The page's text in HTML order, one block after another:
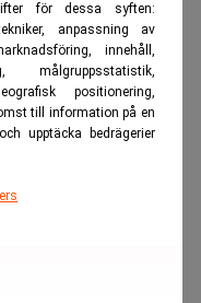
för dessa syften:
anpassning av
innehåll,
målgruppsstatistik,
positionering,
till information på en
upptäcka bedrägerier
och Transavia.
Lingus, Vueling och